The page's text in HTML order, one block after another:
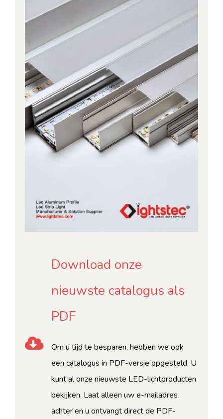
Download onze
nieuwste catalogus als
PDF
Om u tijd te besparen, hebben we ook
een catalogus in PDF-versie opgesteld. U
kunt al onze nieuwste LED-lichtproducten
bekijken. Laat alleen uw e-mailadres
achter en u ontvangt direct de PDF-